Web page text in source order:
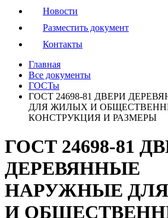
Новости
Разместить документ
Контакты
Главная
Все документы
ГОСТы
ГОСТ 24698-81 ДВЕРИ
ДЛЯ ЖИЛЫХ И
КОНСТРУКЦИЯ И РАЗМЕРЫ
ГОСТ 24698-81
ДЕРЕВЯННЫЕ
НАРУЖНЫЕ
И